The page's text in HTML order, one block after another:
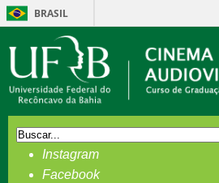
BRASIL
Instagram
Facebook